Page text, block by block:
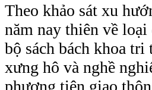
Theo khảo sát xu
năm nay thiên về
bộ sách bách khoa
xưng hô và nghề
phương tiện giao